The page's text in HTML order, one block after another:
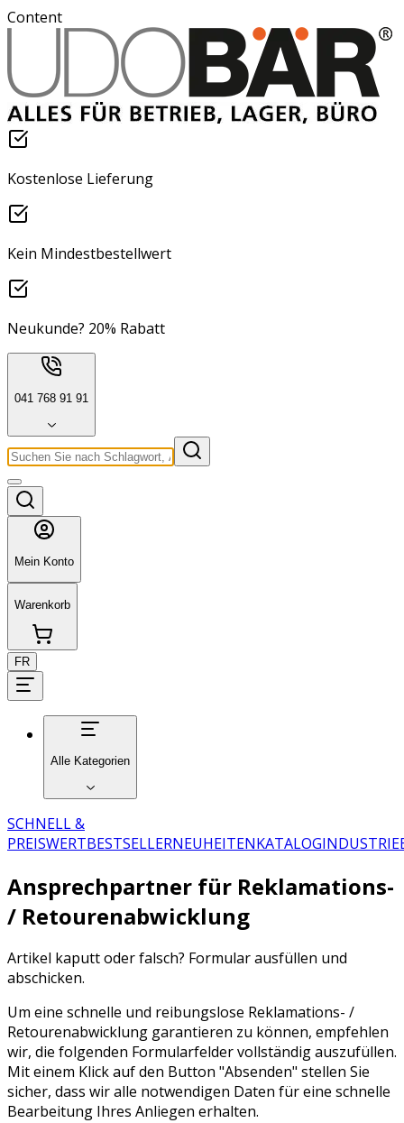
Content
Kostenlose Lieferung
Kein Mindestbestellwert
Neukunde? 20% Rabatt
041 768 91 91
Mein Konto
Warenkorb
FR
Alle Kategorien
SCHNELL &
PREISWERTBESTSELLERNEUHEITENKATALOG
Ansprechpartner für Reklamations-
/ Retourenabwicklung
Artikel kaputt oder falsch? Formular ausfüllen und
abschicken.
Um eine schnelle und reibungslose Reklamations- /
Retourenabwicklung garantieren zu können, empfehlen
wir, die folgenden Formularfelder vollständig auszufüllen.
Mit einem Klick auf den Button "Absenden" stellen Sie
sicher, dass wir alle notwendigen Daten für eine schnelle
Bearbeitung Ihres Anliegen erhalten.